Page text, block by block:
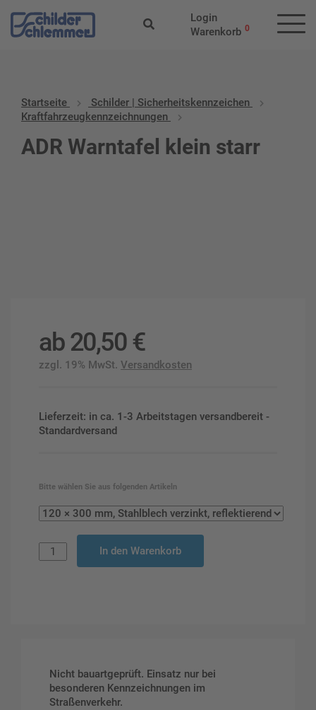
Login
Warenkorb 0
Startseite
Schilder | Sicherheitskennzeichen
Kraftfahrzeugkennzeichnungen
ADR Warntafel klein starr
ab20,50 €
zzgl. 19% MwSt. Versandkosten
Lieferzeit: in ca. 1-3 Arbeitstagen versandbereit -
Standardversand
Bitte wählen Sie aus folgenden Artikeln
In den Warenkorb
Nicht bauartgeprüft. Einsatz nur bei
besonderen Kennzeichnungen im
Straßenverkehr.